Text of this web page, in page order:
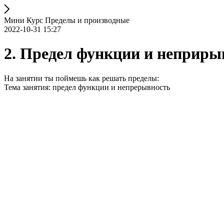
Мини Курс Пределы и производные
2022-10-31 15:27
2. Предел функции и
На занятии ты поймешь как решать пределы:
Тема занятия: предел функции и непрерывность